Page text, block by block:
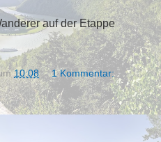
auf der Etappe
10:08 1 Kommentar: